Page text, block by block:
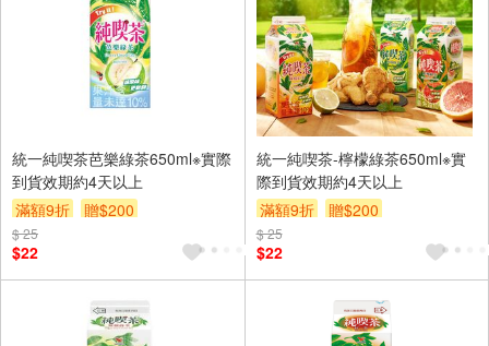
統一純喫茶芭樂綠茶650ml※實際
到貨效期約4天以上
滿額9折
贈$200
$ 25
$22
統一純喫茶-檸檬綠茶650ml※實
際到貨效期約4天以上
滿額9折
贈$200
$ 25
$22